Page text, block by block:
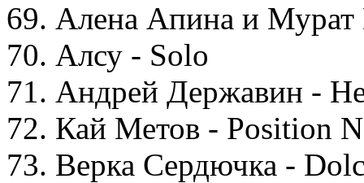
69. Алена Апина и
70. Алсу - Solo
71. Андрей Державин -
72. Кай Метов - Position
73. Верка Сердючка -